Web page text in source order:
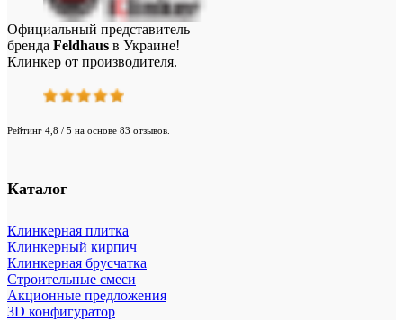
Официальный представитель
бренда Feldhaus в Украине!
Клинкер от производителя.
Рейтинг 4,8 / 5 на основе 83 отзывов.
Каталог
Клинкерная плитка
Клинкерный кирпич
Клинкерная брусчатка
Строительные смеси
Акционные предложения
3D конфигуратор